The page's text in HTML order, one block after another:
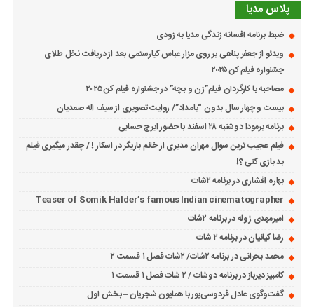
پلاس مدیا
ضبط برنامه افسانه زندگی مدیا به زودی
ویدئو از جعفر پناهی بر روی مزار عباس کیارستمی بعد از دریافت نخل طلای
جشنواره فیلم کن ۲۰۲۵
مصاحبه با کارگردان فیلم”زن و بچه” در جشنواره فیلم کن ۲۰۲۵
بیست و چهار سال بدون “بامداد”/ روایت تصویری از سیف اله صمدیان
برنامه برمودا دوشنبه ۲۸ اسفند با حضور ایرج حسابی
فیلم عجیب ترین سوال مهران مدیری از خانم بازیگر در اسکار ! / چقدر میگیری فیلم
بد بازی کنی ؟!
بهاره افشاری در برنامه ۲شات
Teaser of Somik Halder’s famous Indian cinematographer
امیرمهدی ژوله در برنامه ۲شات
رضا کیانیان در برنامه ۲ شات
محمد بحرانی در برنامه ۲شات/ ۲شات فصل ۱ قسمت ۲
کامبیز دیرباز در برنامه دوشات / ۲ شات فصل ۱ قسمت ۱
گفت‌وگوی عادل فردوسی‌پور با همایون شجریان – بخش اول